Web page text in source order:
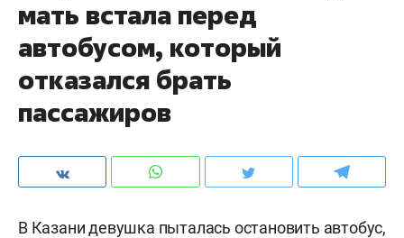
мать встала перед
автобусом, который
отказался брать
пассажиров
В Казани девушка пыталась остановить автобус,